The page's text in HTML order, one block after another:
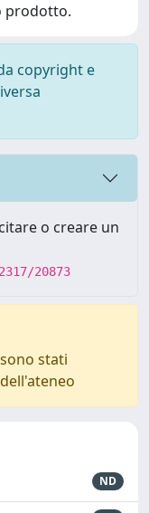
prodotto.
copyright e
o creare un
20873
stati
ND